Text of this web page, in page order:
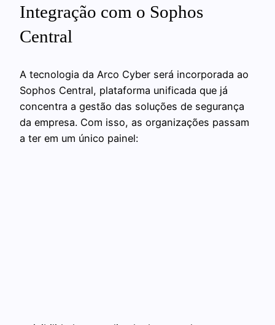
Integração com o Sophos
Central
A tecnologia da Arco Cyber será incorporada ao
Sophos Central, plataforma unificada que já
concentra a gestão das soluções de segurança
da empresa. Com isso, as organizações passam
a ter em um único painel: